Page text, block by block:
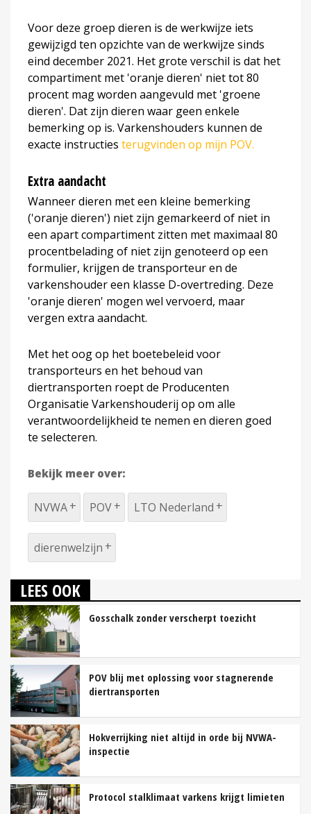
Voor deze groep dieren is de werkwijze iets
gewijzigd ten opzichte van de werkwijze sinds
eind december 2021. Het grote verschil is dat het
compartiment met 'oranje dieren' niet tot 80
procent mag worden aangevuld met 'groene
dieren'. Dat zijn dieren waar geen enkele
bemerking op is. Varkenshouders kunnen de
exacte instructies terugvinden op mijn POV.
Extra aandacht
Wanneer dieren met een kleine bemerking
('oranje dieren') niet zijn gemarkeerd of niet in
een apart compartiment zitten met maximaal 80
procentbelading of niet zijn genoteerd op een
formulier, krijgen de transporteur en de
varkenshouder een klasse D-overtreding. Deze
'oranje dieren' mogen wel vervoerd, maar
vergen extra aandacht.
Met het oog op het boetebeleid voor
transporteurs en het behoud van
diertransporten roept de Producenten
Organisatie Varkenshouderij op om alle
verantwoordelijkheid te nemen en dieren goed
te selecteren.
Bekijk meer over:
NVWA POV LTO Nederland
dierenwelzijn
LEES OOK
Gosschalk zonder verscherpt toezicht
POV blij met oplossing voor stagnerende
diertransporten
Hokverrijking niet altijd in orde bij NVWA-
inspectie
Protocol stalklimaat varkens krijgt limieten